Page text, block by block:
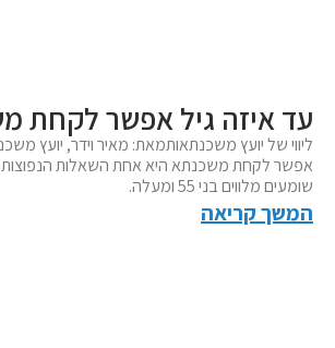
עד איזה גיל אפשר לקחת
ליווי של יועץ משכנתאותמאת: מאיר וידר, יועץ
אפשר לקחת משכנתא היא אחת השאלות הנפוצות
שומעים מלווים בני 55 ומעלה.
המשך קריאה